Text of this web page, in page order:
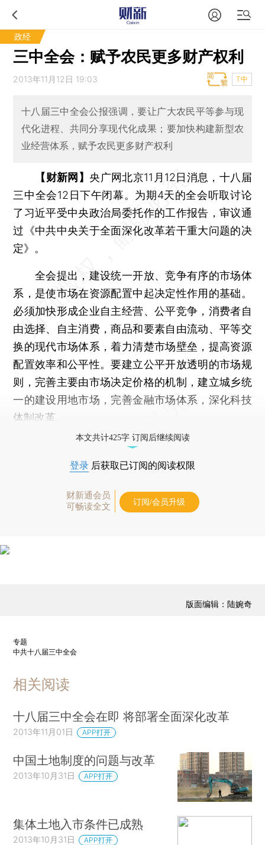
政经
三中全会：赋予农民更多财产权利
2013年11月12日 19:03 T中
十八届三中全会公报强调，要让广大农民平等参与现
代化进程、共同分享现代化成果；要加快构建新型农
业经营体系，赋予农民更多财产权利
【财新网】央广网北京11月12日消息，十八届
三中全会12日下午闭幕。为期4天的全会听取讨论
了习近平受中央政治局委托作的工作报告，审议通
过《中共中央关于全面深化改革若干重大问题的决
定》。
全会提出，建设统一开放、竞争有序的市场体
系，是使市场在资源配置中起决定性作用的基础。
必须加快形成企业自主经营、公平竞争，消费者自
由选择、自主消费，商品和要素自由流动、平等交
换的现代市场体系，着力清楚市场壁垒，提高资源
配置效率和公平性。要建立公平开放透明的市场规
则，完善主要由市场决定价格的机制，建立城乡统
一的建设用地市场，完善金融市场体系，深化科技
体制改革。
本文共计425字 订阅后继续阅读
登录 后获取已订阅的阅读权限
财新通会员
可畅读全文
订阅/会员升级
版面编辑：陆婉奇
专题
中共十八届三中全会
相关阅读
十八届三中全会在即 将部署全面深化改革
2013年11月01日 APP打开
中国土地制度的问题与改革
2013年10月31日 APP打开
集体土地入市条件已成熟
2013年10月31日 APP打开